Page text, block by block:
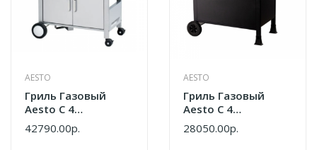
AESTO
Гриль Газовый
Aesto С 4
Горелками 11102
42790.00р.
AESTO
Гриль Газовый
Aesto С 4
Горелками 11104
28050.00р.